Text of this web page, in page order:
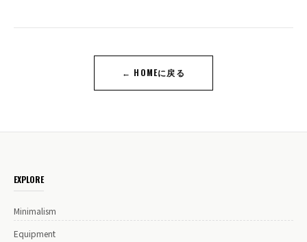
← HOMEに戻る
EXPLORE
Minimalism
Equipment